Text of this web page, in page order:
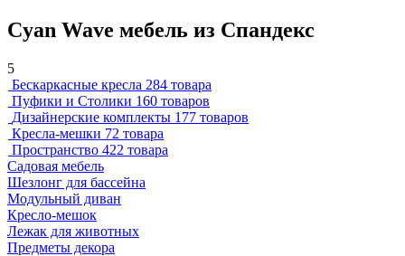
Cyan Wave мебель из Спандекс
5
Бескаркасные кресла 284 товара
Пуфики и Столики 160 товаров
Дизайнерские комплекты 177 товаров
Кресла-мешки 72 товара
Пространство 422 товара
Садовая мебель
Шезлонг для бассейна
Модульный диван
Кресло-мешок
Лежак для животных
Предметы декора